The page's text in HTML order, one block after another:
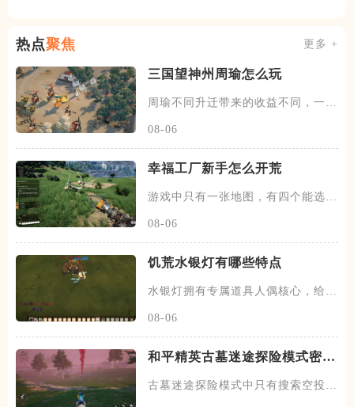
热点聚焦 更多 +
三国望神州周瑜怎么玩
周瑜不同升迁带来的收益不同，一
08-06
幸福工厂新手怎么开荒
游戏中只有一张地图，有四个能选择
08-06
饥荒水银灯有哪些特点
水银灯拥有专属道具人偶核心，给予
08-06
和平精英古墓迷途探险模式密钥
古墓迷途探险模式中只有搜索空投箱